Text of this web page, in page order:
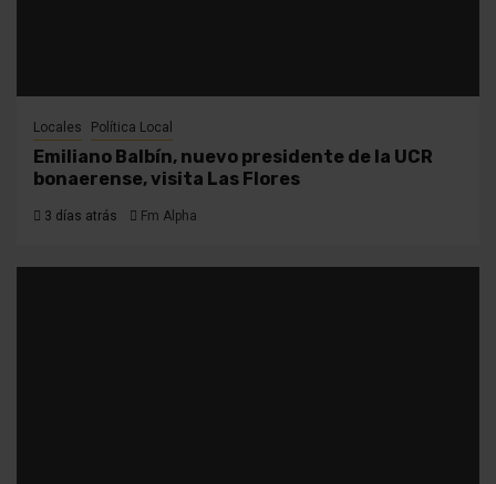
Locales Política Local
Emiliano Balbín, nuevo presidente de la UCR
bonaerense, visita Las Flores
3 días atrás Fm Alpha